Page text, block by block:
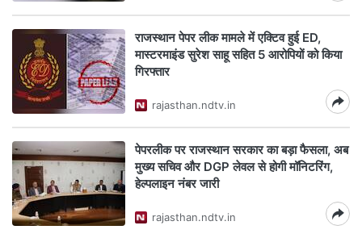
राजस्थान पेपर लीक मामले में एक्टिव हुई ED,
मास्टरमाइंड सुरेश साहू सहित 5 आरोपियों को किया
गिरफ्तार
rajasthan.ndtv.in
पेपरलीक पर राजस्थान सरकार का बड़ा फैसला, अब
मुख्य सचिव और DGP लेवल से होगी मॉनिटरिंग,
हेल्पलाइन नंबर जारी
rajasthan.ndtv.in